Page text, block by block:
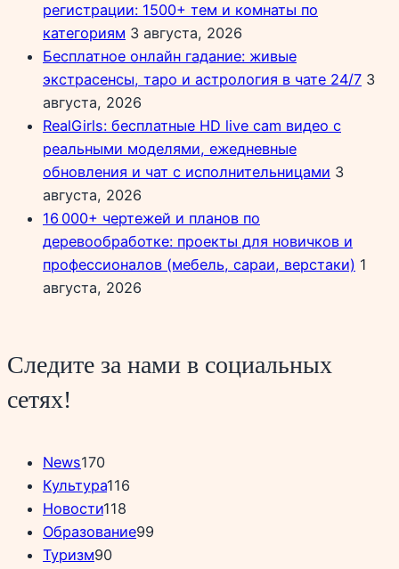
регистрации: 1500+ тем и комнаты по
категориям 3 августа, 2026
Бесплатное онлайн гадание: живые
экстрасенсы, таро и астрология в чате 24/7 3
августа, 2026
RealGirls: бесплатные HD live cam видео с
реальными моделями, ежедневные
обновления и чат с исполнительницами 3
августа, 2026
16 000+ чертежей и планов по
деревообработке: проекты для новичков и
профессионалов (мебель, сараи, верстаки) 1
августа, 2026
Следите за нами в социальных
сетях!
News170
Культура116
Новости118
Образование99
Туризм90